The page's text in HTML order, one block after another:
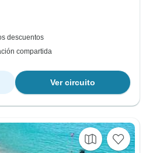
descuentos
compartida
Ver circuito